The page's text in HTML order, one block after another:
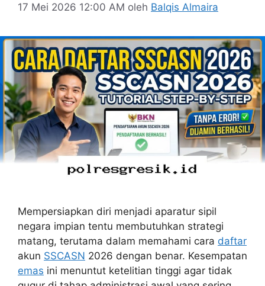
17 Mei 2026 12:00 AM oleh Balqis Almaira
Mempersiapkan diri menjadi aparatur sipil
negara impian tentu membutuhkan strategi
matang, terutama dalam memahami cara daftar
akun SSCASN 2026 dengan benar. Kesempatan
emas ini menuntut ketelitian tinggi agar tidak